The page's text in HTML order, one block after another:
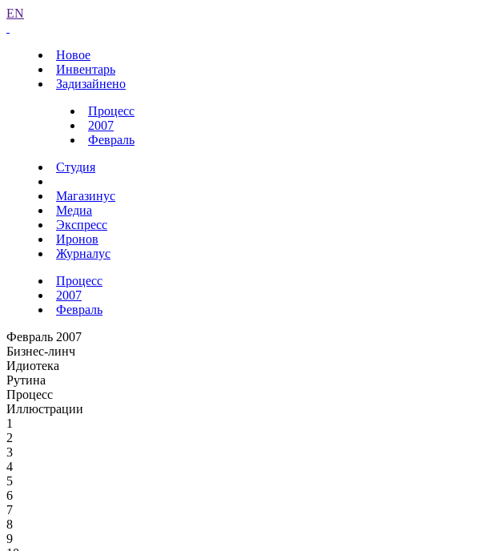
EN
Новое
Инвентарь
Задизайнено
Процесс
2007
Февраль
Студия
Магазинус
Медиа
Экспресс
Иронов
Журналус
Процесс
2007
Февраль
Февраль 2007
Бизнес-линч
Идиотека
Рутина
Процесс
Иллюстрации
1
2
3
4
5
6
7
8
9